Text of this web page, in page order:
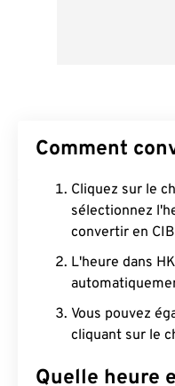
Comment
Cliquez sur le
sélectionnez
convertir en
L'heure dans
Vous pouvez
cliquant sur le
Quelle heure